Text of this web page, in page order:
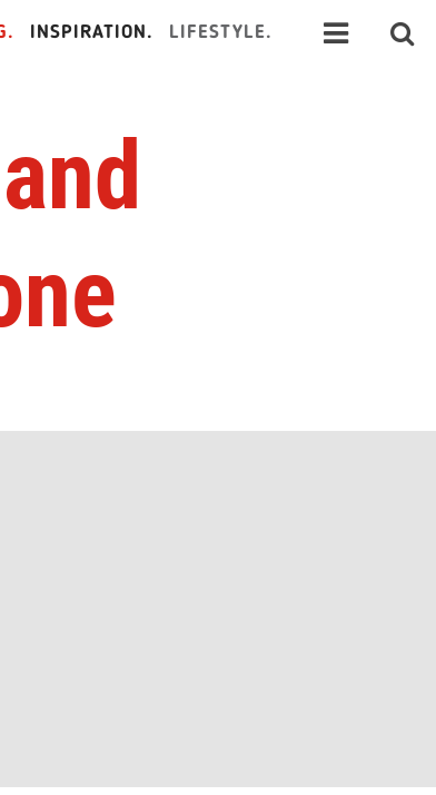
INSPIRATION. LIFESTYLE.